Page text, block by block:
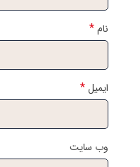
نام*
ایمیل*
وب‌ سایت